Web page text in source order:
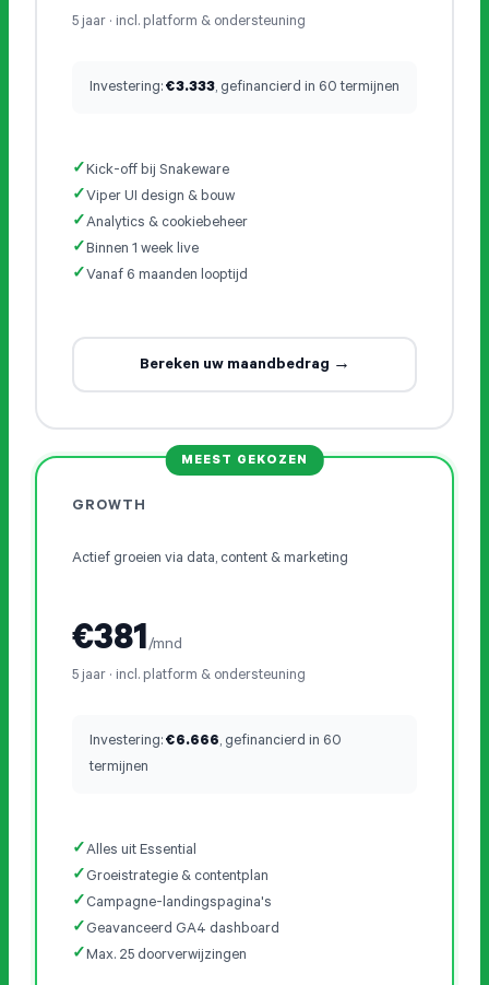
Werken bij
Contact
Lease
AI
Over ons
Digital Marketing
Archive
info@snakeware.nl
Veemarktplein 1, 8601 DA Sneek
5 jaar · incl. platform & ondersteuning
Investering: €3.333, gefinancierd in 60 termijnen
Kick-off bij Snakeware
Viper UI design & bouw
Analytics & cookiebeheer
Binnen 1 week live
Vanaf 6 maanden looptijd
Bereken uw maandbedrag →
MEEST GEKOZEN
GROWTH
Actief groeien via data, content & marketing
€381/mnd
5 jaar · incl. platform & ondersteuning
Investering: €6.666, gefinancierd in 60
termijnen
Alles uit Essential
Groeistrategie & contentplan
Campagne-landingspagina's
Geavanceerd GA4 dashboard
Max. 25 doorverwijzingen